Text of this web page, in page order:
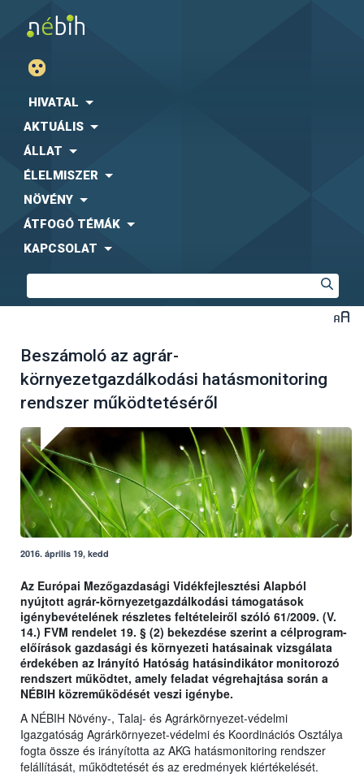
HIVATAL
AKTUÁLIS
ÁLLAT
ÉLELMISZER
NÖVÉNY
ÁTFOGÓ TÉMÁK
KAPCSOLAT
Beszámoló az agrár-
környezetgazdálkodási hatásmonitoring
rendszer működtetéséről
2016. április 19, kedd
Az Európai Mezőgazdasági Vidékfejlesztési Alapból
nyújtott agrár-környezetgazdálkodási támogatások
igénybevételének részletes feltételeiről szóló 61/2009. (V.
14.) FVM rendelet 19. § (2) bekezdése szerint a célprogram-
előírások gazdasági és környezeti hatásainak vizsgálata
érdekében az Irányító Hatóság hatásindikátor monitorozó
rendszert működtet, amely feladat végrehajtása során a
NÉBIH közreműködését veszi igénybe.
A NÉBIH Növény-, Talaj- és Agrárkörnyezet-védelmi
Igazgatóság Agrárkörnyezet-védelmi és Koordinációs Osztálya
fogta össze és irányította az AKG hatásmonitoring rendszer
felállítását, működtetését és az eredmények kiértékelését.